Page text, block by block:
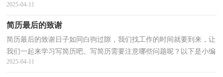
以下是小编为大家整理的一份完整的简历，欢迎大家分享。...
2025-04-11
简历最后的致谢
简历最后的致谢日子如同白驹过隙，我们找工作的时间就要到来，让
我们一起来学习写简历吧。写简历需要注意哪些问题呢？以下是小编
整理的简历最后的致谢，供大家参考借鉴，希望可以帮助...
2025-04-11